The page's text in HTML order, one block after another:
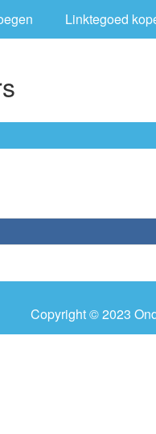
Linktegoed
Copyright © 2023